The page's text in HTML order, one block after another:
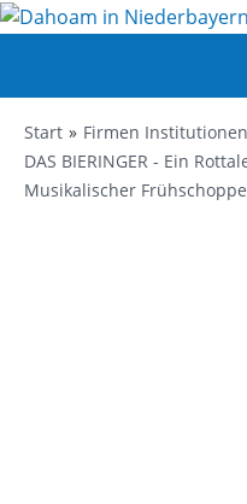
Start
Firmen Institutionen
DAS BIERINGER - Ein
Musikalischer